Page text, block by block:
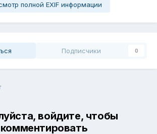
полной EXIF информации
Подписчики 0
войдите, чтобы
комментировать